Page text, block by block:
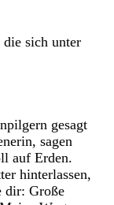
sich unter
gesagt
sagen
auf Erden.
hinterlassen,
dir: Große